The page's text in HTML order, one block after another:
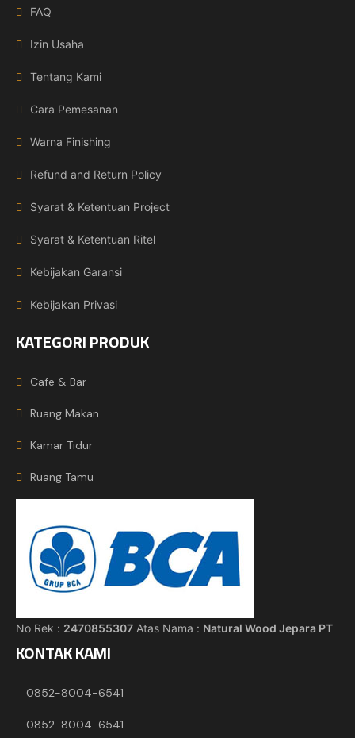
FAQ
Izin Usaha
Tentang Kami
Cara Pemesanan
Warna Finishing
Refund and Return Policy
Syarat & Ketentuan Project
Syarat & Ketentuan Ritel
Kebijakan Garansi
Kebijakan Privasi
KATEGORI PRODUK
Cafe & Bar
Ruang Makan
Kamar Tidur
Ruang Tamu
No Rek : 2470855307 Atas Nama : Natural Wood Jepara PT
KONTAK KAMI
0852-8004-6541
0852-8004-6541